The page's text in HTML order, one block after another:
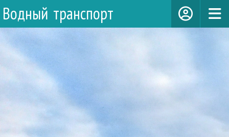
Водный транспорт